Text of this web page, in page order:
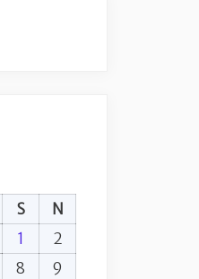
S
N
1
2
8
9